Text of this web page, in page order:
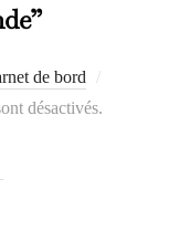
de bord
désactivés.